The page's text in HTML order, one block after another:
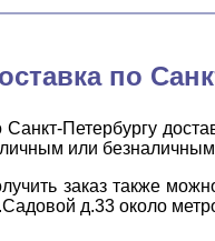
по
Санкт-Петербургу
или безналичным
заказ также
д.33 около